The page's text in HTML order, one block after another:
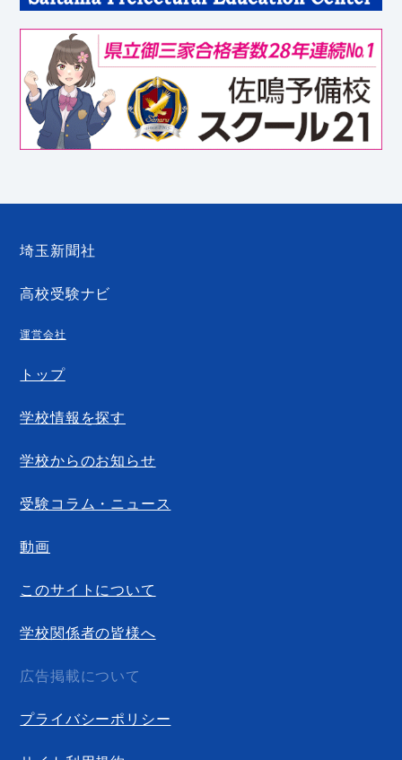
埼玉新聞社
高校受験ナビ
運営会社
トップ
学校情報を探す
学校からのお知らせ
受験コラム・ニュース
動画
このサイトについて
学校関係者の皆様へ
広告掲載について
プライバシーポリシー